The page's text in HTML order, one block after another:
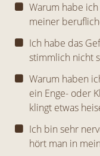
Warum habe
meiner
Ich habe das
stimmlich nicht
Warum haben
ein Enge- oder
klingt etwas
Ich bin sehr
hört man in